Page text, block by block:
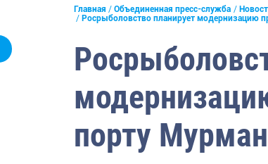
Отраслевые СМИ
Выставки и конференции
Рыбоохрана России
Отрасль в цифрах
Главная Объединенная пресс-служба
Росрыболовство планирует модернизацию
порту